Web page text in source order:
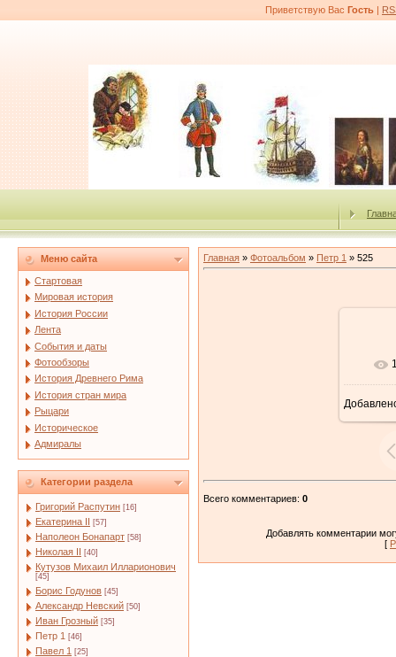
Приветствую Вас Гость |
Меню сайта
Стартовая
Мировая история
История России
Лента
События и даты
Фотообзоры
История Древнего Рима
История стран мира
Рыцари
Историческое
Адмиралы
Категории раздела
Григорий Распутин [16]
Екатерина II [57]
Наполеон Бонапарт [58]
Николая II [40]
Кутузов Михаил Илларионович
[45]
Борис Годунов [45]
Александр Невский [50]
Иван Грозный [35]
Петр 1 [46]
Павел 1 [25]
Главная » Фотоальбом » Петр 1 » 525
Всего комментариев: 0
Добавлять комментарии
[